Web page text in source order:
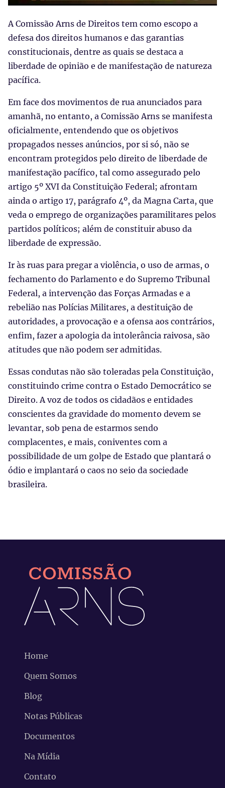
A Comissão Arns de Direitos tem como escopo a
defesa dos direitos humanos e das garantias
constitucionais, dentre as quais se destaca a
liberdade de opinião e de manifestação de natureza
pacífica.
Em face dos movimentos de rua anunciados para
amanhã, no entanto, a Comissão Arns se manifesta
oficialmente, entendendo que os objetivos
propagados nesses anúncios, por si só, não se
encontram protegidos pelo direito de liberdade de
manifestação pacífico, tal como assegurado pelo
artigo 5º XVI da Constituição Federal; afrontam
ainda o artigo 17, parágrafo 4º, da Magna Carta, que
veda o emprego de organizações paramilitares pelos
partidos políticos; além de constituir abuso da
liberdade de expressão.
Ir às ruas para pregar a violência, o uso de armas, o
fechamento do Parlamento e do Supremo Tribunal
Federal, a intervenção das Forças Armadas e a
rebelião nas Polícias Militares, a destituição de
autoridades, a provocação e a ofensa aos contrários,
enfim, fazer a apologia da intolerância raivosa, são
atitudes que não podem ser admitidas.
Essas condutas não são toleradas pela Constituição,
constituindo crime contra o Estado Democrático se
Direito. A voz de todos os cidadãos e entidades
conscientes da gravidade do momento devem se
levantar, sob pena de estarmos sendo
complacentes, e mais, coniventes com a
possibilidade de um golpe de Estado que plantará o
ódio e implantará o caos no seio da sociedade
brasileira.
Home
Quem Somos
Blog
Notas Públicas
Documentos
Na Mídia
Contato